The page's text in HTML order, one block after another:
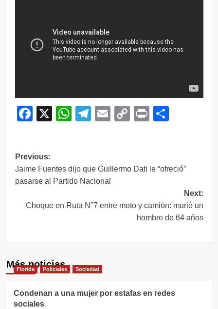
Facebook
X WhatsApp
Telegram
EmailCopy
Print
Navegación
de
entradas
Previous:
Jaime Fuentes dijo que Guillermo Dati le “ofreció”
pasarse al Partido Nacional
Next:
Choque en Ruta N°7 entre moto y camión: murió un
hombre de 64 años
Más noticias
Florida Policiales Sociedad
Condenan a una mujer por estafas en redes
sociales